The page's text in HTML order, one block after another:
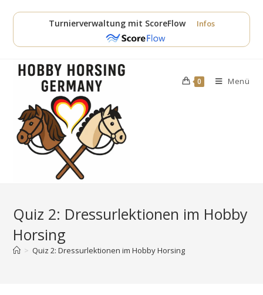
Inhalt
Turnierverwaltung mit ScoreFlow Infos
0 Menü
Quiz 2: Dressurlektionen im Hobby
Horsing
> Quiz 2: Dressurlektionen im Hobby Horsing